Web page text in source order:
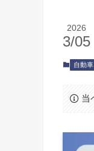
2026
3/05
自動
当